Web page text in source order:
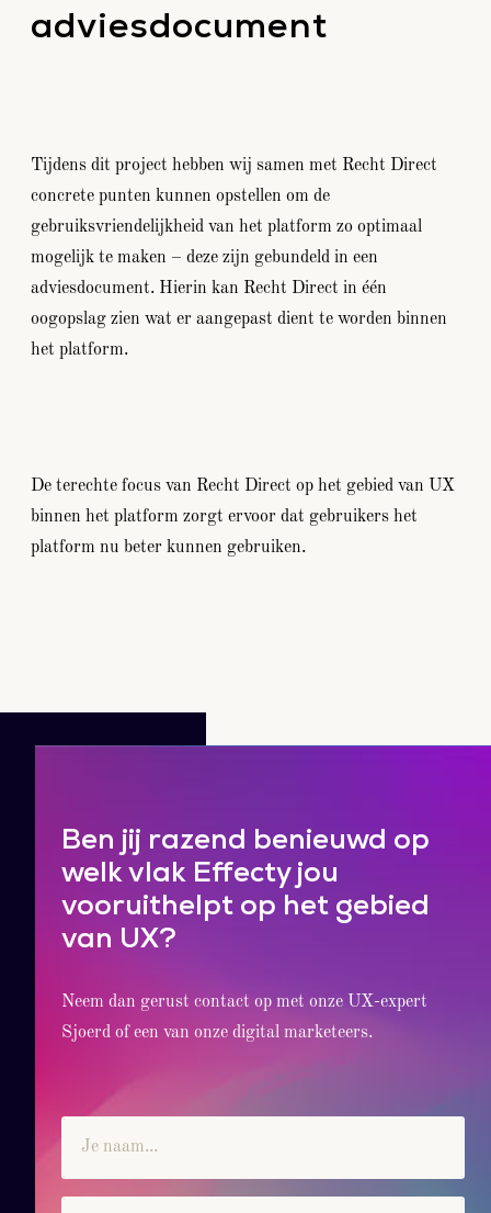
adviesdocument
Tijdens dit project hebben wij samen met Recht Direct
concrete punten kunnen opstellen om de
gebruiksvriendelijkheid van het platform zo optimaal
mogelijk te maken – deze zijn gebundeld in een
adviesdocument. Hierin kan Recht Direct in één
oogopslag zien wat er aangepast dient te worden binnen
het platform.
De terechte focus van Recht Direct op het gebied van UX
binnen het platform zorgt ervoor dat gebruikers het
platform nu beter kunnen gebruiken.
Ben jij razend benieuwd op
welk vlak Effecty jou
vooruithelpt op het gebied
van UX?
Neem dan gerust contact op met onze UX-expert
Sjoerd of een van onze digital marketeers.